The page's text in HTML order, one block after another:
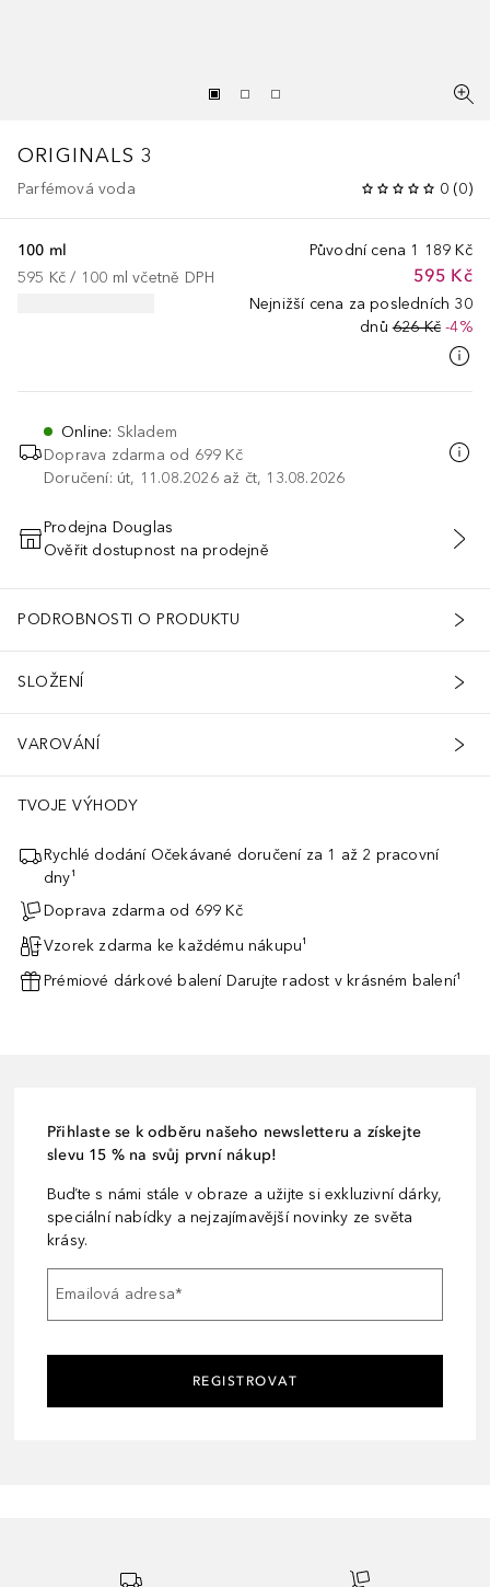
ORIGINALS 3
Parfémová voda 0 (0)
Původní cena 1 189 Kč
595 Kč
Nejnižší cena za posledních 30
dnů 626 Kč -4%
100 ml
595 Kč / 100 ml včetně DPH
Online: Skladem
Doprava zdarma od 699 Kč
Doručení: út, 11.08.2026 až čt, 13.08.2026
PŘIDAT DO KOŠÍKU
Prodejna Douglas
Ověřit dostupnost na prodejně
PODROBNOSTI O PRODUKTU
SLOŽENÍ
VAROVÁNÍ
TVOJE VÝHODY
Rychlé dodání Očekávané doručení za 1 až 2 pracovní
dny¹
Doprava zdarma od 699 Kč
Vzorek zdarma ke každému nákupu¹
Prémiové dárkové balení Darujte radost v krásném balení¹
Přihlaste se k odběru našeho newsletteru a získejte
slevu 15 % na svůj první nákup!
Buďte s námi stále v obraze a užijte si exkluzivní dárky,
speciální nabídky a nejzajímavější novinky ze světa
krásy.
Emailová adresa*
REGISTROVAT